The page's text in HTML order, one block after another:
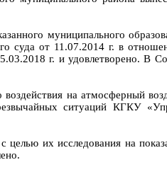
муниципального
суда от 11.07.2014 г. в
г. и удовлетворено. В
на атмосферный
ситуаций КГКУ
их исследования на